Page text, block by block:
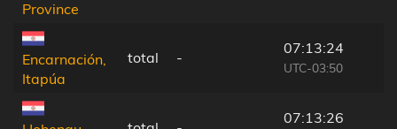
Province
Encarnación,
Itapúa
total -
07:13:24
UTC-03:50
07:13:26